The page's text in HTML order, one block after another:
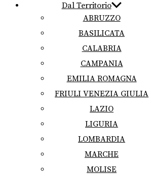
Dal Territorio
ABRUZZO
BASILICATA
CALABRIA
CAMPANIA
EMILIA ROMAGNA
FRIULI VENEZIA GIULIA
LAZIO
LIGURIA
LOMBARDIA
MARCHE
MOLISE